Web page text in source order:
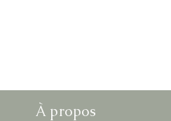
À propos